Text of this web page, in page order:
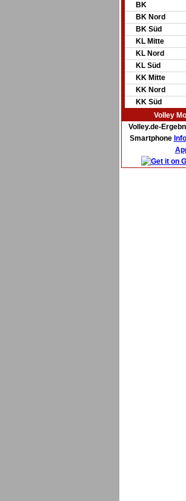
BK
BK Nord
BK Süd
KL Mitte
KL Nord
KL Süd
KK Mitte
KK Nord
KK Süd
Volley
Volley.de-
Smartphone